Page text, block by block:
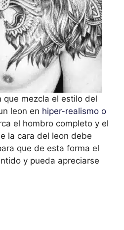
que mezcla el estilo del
leon en hiper-realismo o
el hombro completo y el
la cara del leon debe
que de esta forma el
y pueda apreciarse